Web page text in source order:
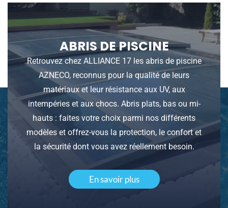
ABRIS DE PISCINE
Retrouvez chez ALLIANCE 17 les abris de piscine
AZNECO, reconnus pour la qualité de leurs
matériaux et leur résistance aux UV, aux
intempéries et aux chocs. Abris plats, bas ou mi-
hauts : faites votre choix parmi nos différents
modèles et offrez-vous la protection, le confort et
la sécurité dont vous avez réellement besoin.
En savoir plus